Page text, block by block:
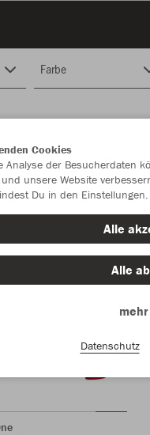
Farbe
Cookies
Analyse der Besucherdaten
unsere Website
Du in den Einstellungen.
Alle
Alle
Datenschutz